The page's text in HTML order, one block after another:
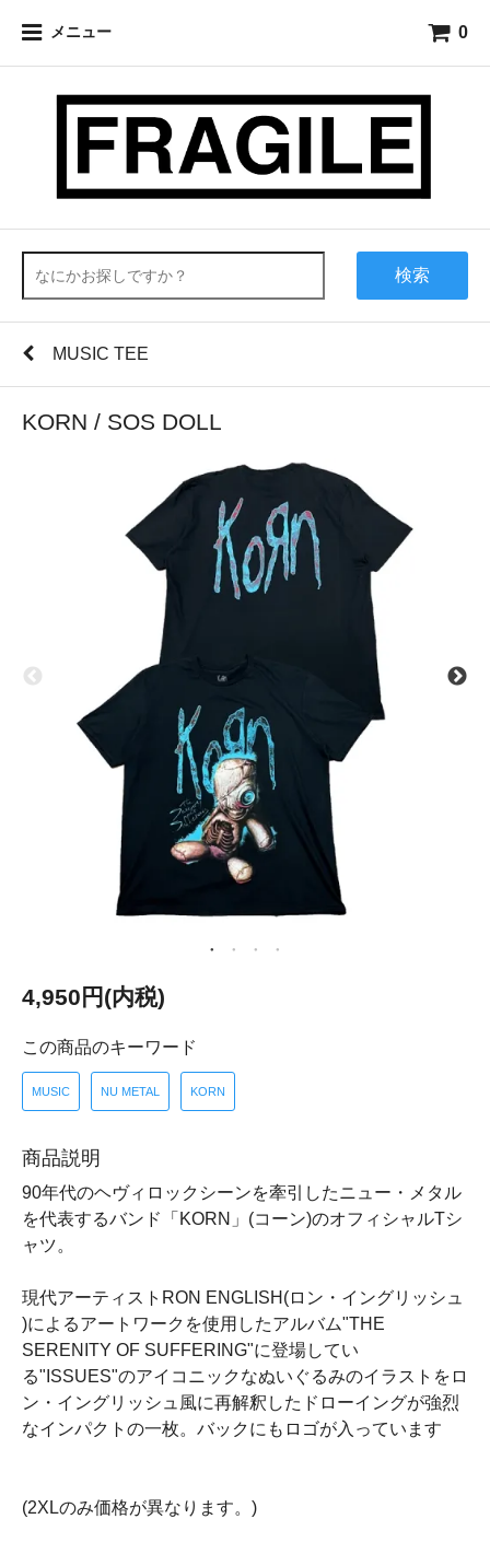
メニュー 0
検索
MUSIC TEE
KORN / SOS DOLL
4,950円(内税)
この商品のキーワード
MUSIC NU METAL KORN
商品説明
90年代のヘヴィロックシーンを牽引したニュー・メタル
を代表するバンド「KORN」(コーン)のオフィシャルTシ
ャツ。
現代アーティストRON ENGLISH(ロン・イングリッシュ
)によるアートワークを使用したアルバム"THE
SERENITY OF SUFFERING"に登場してい
る"ISSUES"のアイコニックなぬいぐるみのイラストをロ
ン・イングリッシュ風に再解釈したドローイングが強烈
なインパクトの一枚。バックにもロゴが入っています
(2XLのみ価格が異なります。)